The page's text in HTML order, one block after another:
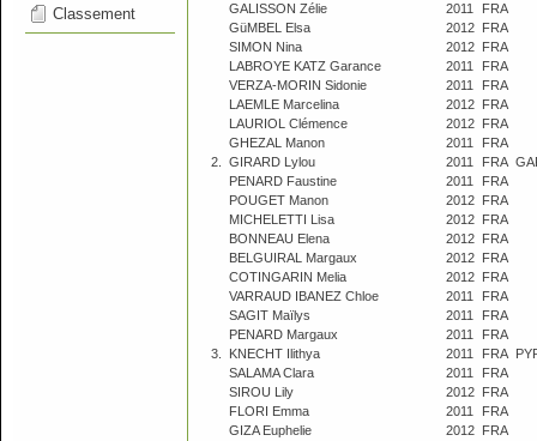
Classement
GALISSON Zélie
2011
FRA
GüMBEL Elsa
2012 FRA
SIMON Nina
2012 FRA
LABROYE KATZ Garance
2011
FRA
VERZA-MORIN Sidonie
2011
FRA
LAEMLE Marcelina
2012 FRA
LAURIOL Clémence
2012 FRA
GHEZAL Manon
2011
FRA
2.
GIRARD Lylou 2011 FRA
PENARD Faustine
2011
FRA
POUGET Manon
2012 FRA
MICHELETTI Lisa
2012 FRA
BONNEAU Elena
2012 FRA
BELGUIRAL Margaux
2012 FRA
COTINGARIN Melia
2012 FRA
VARRAUD IBANEZ Chloe
2011
FRA
SAGIT Maïlys
2011
FRA
PENARD Margaux
2011
FRA
3.
KNECHT Ilithya 2011 FRA
SALAMA Clara
2011
FRA
SIROU Lily
2012 FRA
FLORI Emma
2011
FRA
GIZA Euphelie
2012 FRA